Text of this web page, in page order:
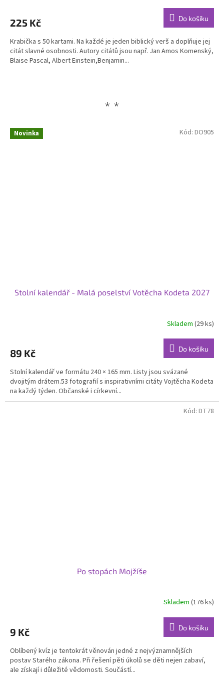
je
z
5
hvězdiček.
225 Kč Do košíku
Krabička s 50 kartami. Na každé je jeden biblický verš a doplňuje jej
citát slavné osobnosti. Autory citátů jsou např. Jan Amos Komenský,
Blaise Pascal, Albert Einstein,Benjamin...
* *
Novinka
Stolní kalendář - Malá poselství Votěcha Kodeta 2027
je
z
5
hvězdiček.
Skladem(29 ks)
89 Kč Do košíku
Stolní kalendář ve formátu 240 × 165 mm. Listy jsou svázané
dvojitým drátem.53 fotografií s inspirativními citáty Vojtěcha Kodeta
na každý týden. Občanské i církevní...
Kód: DO905
Po stopách Mojžíše
je
z
5
hvězdiček.
Skladem(176 ks)
9 Kč Do košíku
Oblíbený kvíz je tentokrát věnován jedné z nejvýznamnějších
postav Starého zákona. Při řešení pěti úkolů se děti nejen zabaví,
ale získají i důležité vědomosti. Součástí...
Kód: DT78